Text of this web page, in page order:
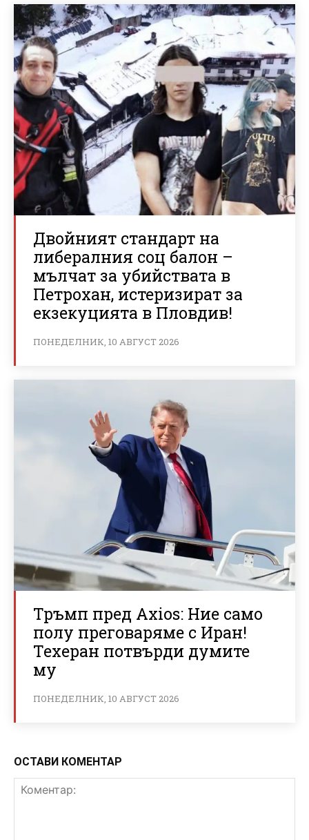
Двойният стандарт на
либералния соц балон –
мълчат за убийствата в
Петрохан, истеризират за
екзекуцията в Пловдив!
ПОНЕДЕЛНИК, 10 АВГУСТ 2026
Тръмп пред Axios: Ние само
полу преговаряме с Иран!
Техеран потвърди думите
му
ПОНЕДЕЛНИК, 10 АВГУСТ 2026
ОСТАВИ КОМЕНТАР